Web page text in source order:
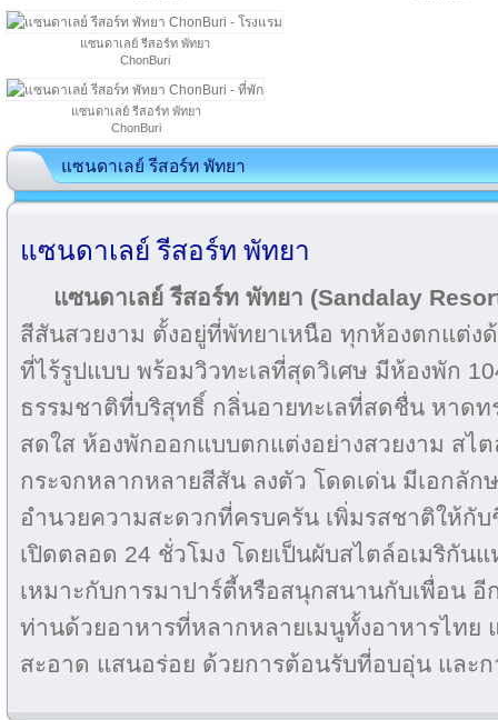
แซนดาเลย์ รีสอร์ท พัทยา
ChonBuri
แซนดาเลย์ รีสอร์ท พัทยา
ChonBuri
แซนดาเลย์ รีสอร์ท พัทยา
แซนดาเลย์ รีสอร์ท พัทยา
แซนดาเลย์ รีสอร์ท พัทยา (Sandalay
สีสันสวยงาม ตั้งอยู่ที่พัทยาเหนือ ทุกห้องตกแต่ง
ที่ไร้รูปแบบ พร้อมวิวทะเลที่สุดวิเศษ มีห้องพัก
ธรรมชาติที่บริสุทธิ์ กลิ่นอายทะเลที่สดชื่น หาดท
สดใส ห้องพักออกแบบตกแต่งอย่างสวยงาม สไ
กระจกหลากหลายสีสัน ลงตัว โดดเด่น มีเอกลัก
อำนวยความสะดวกที่ครบครัน เพิ่มรสชาติให้กั
เปิดตลอด 24 ชั่วโมง โดยเป็นผับสไตล์อเมริกัน
เหมาะกับการมาปาร์ตี้หรือสนุกสนานกับเพื่อน อี
ท่านด้วยอาหารที่หลากหลายเมนูทั้งอาหารไทย
สะอาด แสนอร่อย ด้วยการต้อนรับที่อบอุ่น และก